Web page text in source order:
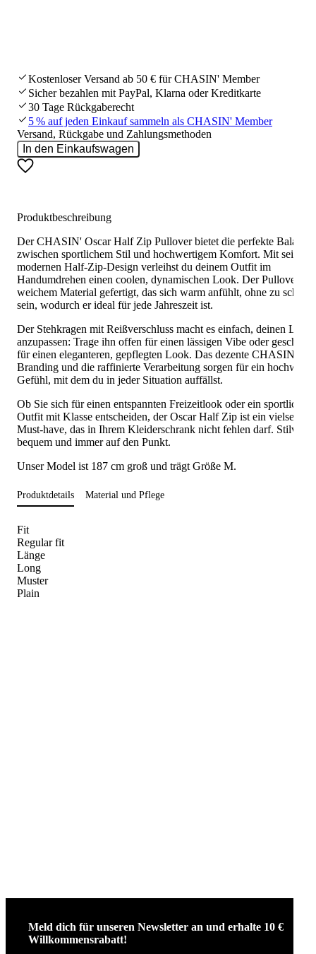
Kostenloser Versand ab 50 € für CHASIN' Member
Sicher bezahlen mit PayPal, Klarna oder Kreditkarte
30 Tage Rückgaberecht
5 % auf jeden Einkauf sammeln als CHASIN' Member
Versand, Rückgabe und Zahlungsmethoden
In den Einkaufswagen
Produktbeschreibung
Der CHASIN' Oscar Half Zip Pullover bietet die perfekte Balance
zwischen sportlichem Stil und hochwertigem Komfort. Mit seinem
modernen Half-Zip-Design verleihst du deinem Outfit im
Handumdrehen einen coolen, dynamischen Look. Der Pullover ist
weichem Material gefertigt, das sich warm anfühlt, ohne zu
sein, wodurch er ideal für jede Jahreszeit ist.
Der Stehkragen mit Reißverschluss macht es einfach, deinen Look
anzupassen: Trage ihn offen für einen lässigen Vibe oder
für einen eleganteren, gepflegten Look. Das dezente CHASIN'-
Branding und die raffinierte Verarbeitung sorgen für ein
Gefühl, mit dem du in jeder Situation auffällst.
Ob Sie sich für einen entspannten Freizeitlook oder ein sportliches
Outfit mit Klasse entscheiden, der Oscar Half Zip ist ein
Must-have, das in Ihrem Kleiderschrank nicht fehlen darf. Stilvoll,
bequem und immer auf den Punkt.
Unser Model ist 187 cm groß und trägt Größe M.
Produktdetails Material und Pflege
Fit
Regular fit
Länge
Long
Muster
Plain
Meld dich für unseren Newsletter an und erhalte 10 €
Willkommensrabatt!